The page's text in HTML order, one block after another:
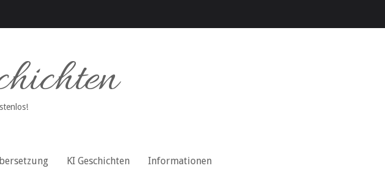
KI Geschichten Informationen